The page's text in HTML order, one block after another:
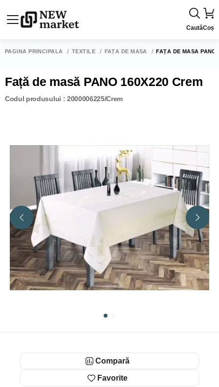
CautăCoș
PAGINA PRINCIPALĂ TEXTILE FAȚĂ DE MASĂ FAȚĂ DE MASĂ PANO
Față de masă PANO 160X220 Crem
Codul produsului : 2000006225/Crem
Compară
Favorite